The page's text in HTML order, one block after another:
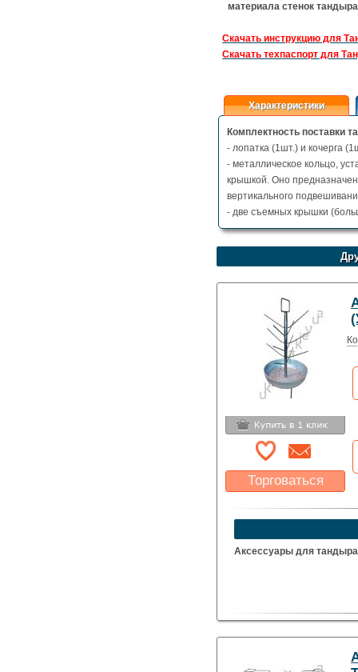
материала стенок
Скачать инструкцию для
Скачать техпаспорт для
Характеристики
Комплектность поставки
- лопатка (1шт.) и кочерга
- металлическое кольцо,
крышкой. Оно
вертикального
- две съемных крышки
Торговаться
Указать цену
Аксессуары для